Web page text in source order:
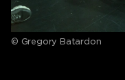
© Gregory Batardon